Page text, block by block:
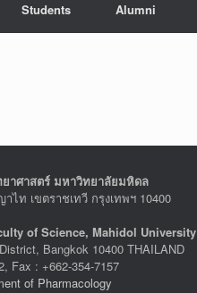
Students Alumni
าศาสตร์ มหาวิทยาลัยมหิดล
ท เขตราชเทวี กรุงเทพฯ 10400
of Science, Mahidol University
Bangkok 10400 THAILAND
Fax : +662-354-7157
of Pharmacology